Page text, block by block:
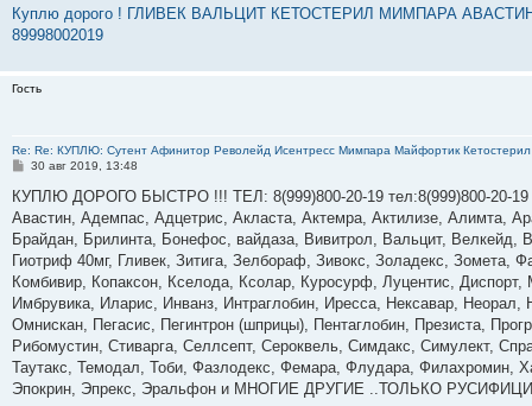
Куплю дорого ! ГЛИВЕК ВАЛЬЦИТ КЕТОСТЕРИЛ МИМПАРА
89998002019
Гость
Re: Re: КУПЛЮ: Сутент Афинитор Револейд Исентресс Мимпара Майфортик
С
о
щ
е
и
е
30 авг 2019, 13:48
КУПЛЮ ДОРОГО БЫСТРО !!! ТЕЛ: 8(999)800-20-19 тел:8(999)800-20-19
Авастин, Адемпас, Адцетрис, Акласта, Актемра, Актилизе, Алимта,
Брайдан, Брилинта, Бонефос, вайдаза, Вивитрол, Вальцит, Велкейд,
Гиотриф 40мг, Гливек, Зитига, Зелбораф, Зивокс, Золадекс, Зомета,
Комбивир, Копаксон, Кселода, Ксолар, Куросурф, Луцентис,
Имбрувика, Иларис, Инванз, Интраглобин, Иресса, Нексавар,
Омнискан, Пегасис, Пегинтрон (шприцы), Пентаглобин, Презиста,
Рибомустин, Стиварга, Селлсепт, Сероквель, Симдакс, Симулект,
Таутакс, Темодал, Тоби, Фазлодекс, Фемара, Флудара, Филахромин,
Эпокрин, Эпрекс, Эральфон и МНОГИЕ ДРУГИЕ ..ТОЛЬКО